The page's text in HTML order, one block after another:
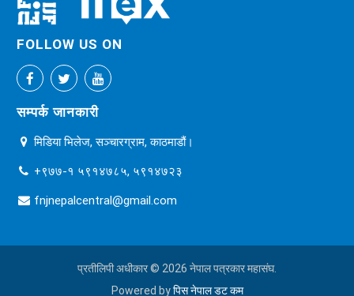
FOLLOW US ON
सम्पर्क जानकारी
मिडिया भिलेज, सञ्चारग्राम, काठमाडौं।
+९७७-१ ५९१४७८५, ५९१४७२३
fnjnepalcentral@gmail.com
प्रतीलिपी अधीकार © 2026 नेपाल पत्रकार महासंघ.
Powered byपिस नेपाल डट कम